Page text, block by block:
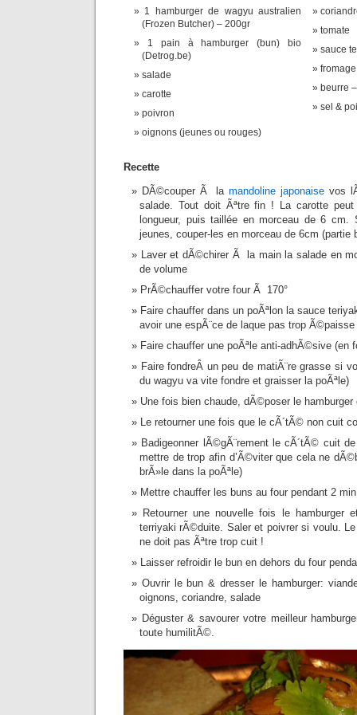
1 hamburger de wagyu australien
(Frozen Butcher) – 200gr
1 pain à hamburger (bun) bio
(Detrog.be)
salade
carotte
poivron
oignons (jeunes ou rouges)
tomate
sauce
beurre
sel &
Recette
DÃ©couper Ã lamandoline japonaisevos
salade. Tout doit Ãªtre fin ! La carotte
longueur, puis taillée en morceau de 6
jeunes, couper-les en morceau de 6cm (partie
Laver et dÃ©chirer Ã la main la salade en
de volume
PrÃ©chauffer votre four Ã 170°
Faire chauffer dans un poÃªlon la sauce
avoir une espÃ¨ce de laque pas trop Ã©paisse
Faire chauffer une poÃªle anti-adhÃ©sive (en
Faire fondreÂ un peu de matiÃ¨re grasse si
du wagyu va vite fondre et graisser la poÃªle)
Une fois bien chaude, dÃ©poser le hamburger
Le retourner une fois que le cÃ´tÃ© non cuit
Badigeonner lÃ©gÃ¨rement le cÃ´tÃ© cuit
mettre de trop afin d’Ã©viter que cela ne
brÃ»le dans la poÃªle)
Mettre chauffer les buns au four pendant 2 min
Retourner une nouvelle fois le hamburger
terriyaki rÃ©duite. Saler et poivrer si voulu.
ne doit pas Ãªtre trop cuit !
Laisser refroidir le bun en dehors du four
Ouvrir le bun & dresser le hamburger:
oignons, coriandre, salade
Déguster & savourer votre meilleur
toute humilitÃ©.